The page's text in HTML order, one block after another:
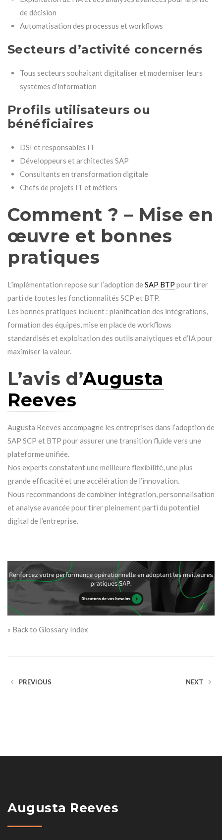
de décision
Automatisation des processus et workflows
Secteurs d’activité concernés
Tous secteurs souhaitant digitaliser et moderniser leurs
systèmes d’information
Profils utilisateurs ou
bénéficiaires
DSI et responsables IT
Développeurs et architectes SAP
Consultants en transformation digitale
Chefs de projets IT et métiers
Comment ? – Mise en
œuvre et bonnes
pratiques
L’implémentation repose sur l’adoption de SAP BTP pour tirer
parti de toutes les fonctionnalités SCP et BTP.
Les bonnes pratiques incluent : planification des intégrations,
formation des équipes, mise en place de workflows
standardisés et exploitation des outils analytiques et d’IA pour
maximiser la valeur.
L’avis d’Augusta
Reeves
Augusta Reeves accompagne les entreprises dans l’adoption de
SAP SCP et BTP pour assurer une transition fluide vers une
plateforme unifiée.
Nos experts constatent une meilleure flexibilité, une plus
grande efficacité et une accélération de l’innovation.
Nous recommandons de combiner intégration, personnalisation
et analyse avancée pour tirer pleinement parti du potentiel
digital de l’entreprise.
« Back to Glossary Index
PREVIOUS NEXT
Augusta Reeves